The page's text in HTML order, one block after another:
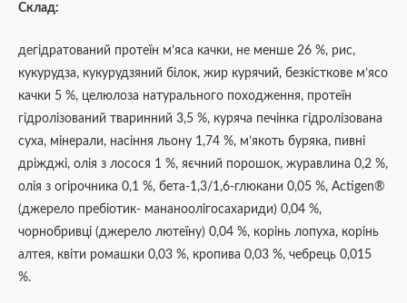
Склад:
дегідратований протеїн м’яса качки, не менше 26 %, рис,
кукурудза, кукурудзяний білок, жир курячий, безкісткове м’ясо
качки 5 %, целюлоза натурального походження, протеїн
гідролізований тваринний 3,5 %, куряча печінка гідролізована
суха, мінерали, насіння льону 1,74 %, м’якоть буряка, пивні
дріжджі, олія з лосося 1 %, яєчний порошок, журавлина 0,2 %,
олія з огірочника 0,1 %, бета-1,3/1,6-глюкани 0,05 %, Actigen®
(джерело пребіотик- мананоолігосахариди) 0,04 %,
чорнобривці (джерело лютеїну) 0,04 %, корінь лопуха, корінь
алтея, квіти ромашки 0,03 %, кропива 0,03 %, чебрець 0,015
%.